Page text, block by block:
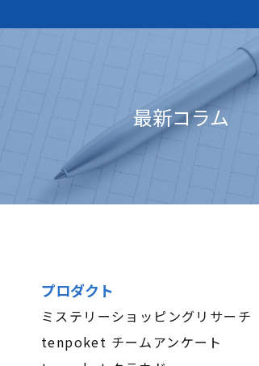
最新コラム
プロダクト
ミステリーショッピングリサーチ
tenpoket チームアンケート